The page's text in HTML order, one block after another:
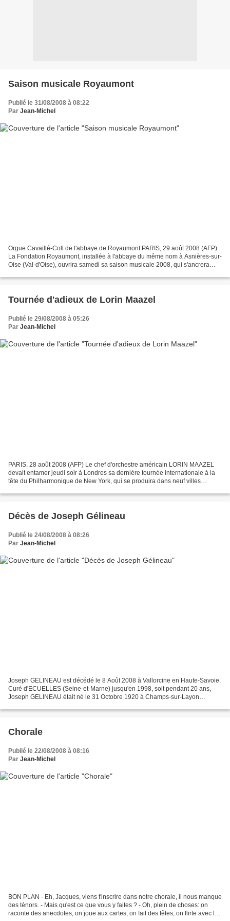
Saison musicale Royaumont
Publié le 31/08/2008 à 08:22
Par Jean-Michel
Orgue Cavaillé-Coll de l'abbaye de Royaumont PARIS, 29 août 2008 (AFP)
La Fondation Royaumont, installée à l'abbaye du même nom à Asnières-sur-
Oise (Val-d'Oise), ouvrira samedi sa saison musicale 2008, qui s'ancrera
Tournée d'adieux de Lorin Maazel
Publié le 29/08/2008 à 05:26
Par Jean-Michel
PARIS, 28 août 2008 (AFP) Le chef d'orchestre américain LORIN MAAZEL
devait entamer jeudi soir à Londres sa dernière tournée internationale à la
tête du Philharmonique de New York, qui se produira dans neuf villes
Décès de Joseph Gélineau
Publié le 24/08/2008 à 08:26
Par Jean-Michel
Joseph GELINEAU est décédé le 8 Août 2008 à Vallorcine en Haute-Savoie.
Curé d'ECUELLES (Seine-et-Marne) jusqu'en 1998, soit pendant 20 ans,
Joseph GELINEAU était né le 31 Octobre 1920 à Champs-sur-Layon
Chorale
Publié le 22/08/2008 à 08:16
Par Jean-Michel
BON PLAN - Eh, Jacques, viens t'inscrire dans notre chorale, il nous manque
des ténors. - Mais qu'est ce que vous y faites ? - Oh, plein de choses: on
raconte des anecdotes, on joue aux cartes, on fait des fêtes, on flirte avec les